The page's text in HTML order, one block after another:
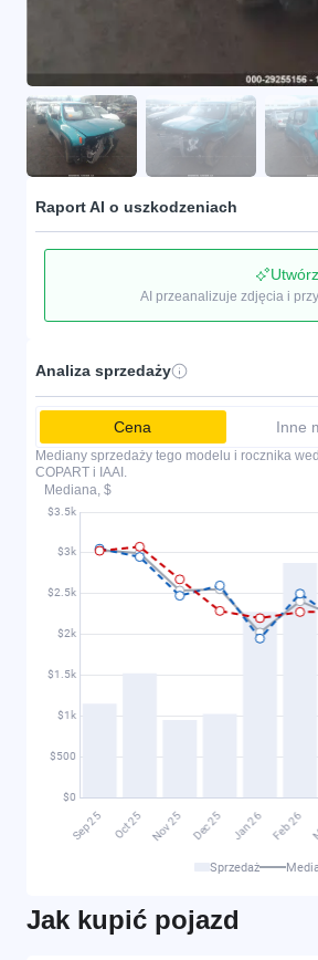
Raport AI o uszkodzeniach
AI przeanalizuje zdjęcia i
Analiza sprzedaży
Cena Inne
Mediany sprzedaży tego modelu i rocznika
COPART i IAAI.
Mediana, $
Sprzedaż
Jak kupić pojazd